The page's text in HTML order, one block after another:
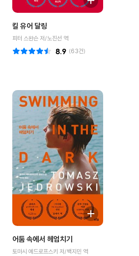
킬 유어 달링
피터 스완슨 저/노진선 역
(63건)
8.9
어둠 속에서 헤엄치기
토마시 예드로프스키 저/백지민 역